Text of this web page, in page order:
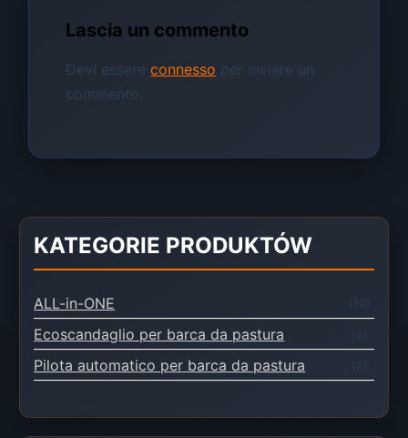
Lascia un commento
Devi essereconnesso per inviare un
commento.
KATEGORIE PRODUKTÓW
ALL-in-ONE (10)
Ecoscandaglio per barca da pastura
Pilota automatico per barca da pastura